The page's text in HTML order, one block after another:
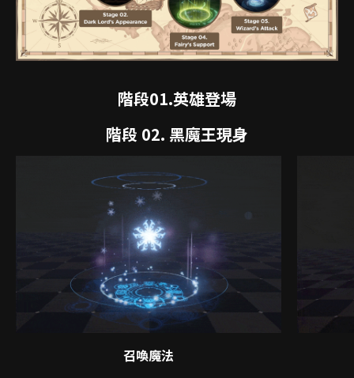
階段01.英雄登場
階段 02. 黑魔王現身
召喚魔法